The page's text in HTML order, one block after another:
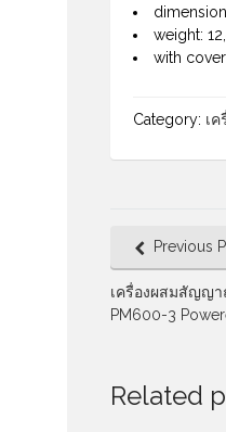
weight:
with
Category: เ
Previous
เครื่องผสมสัญญา
PM600-3
Related